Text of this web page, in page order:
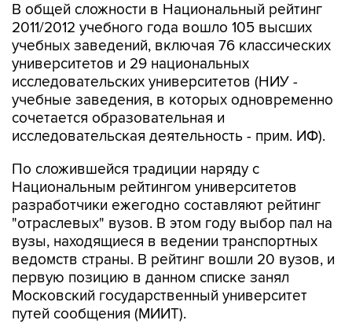
В общей сложности в Национальный рейтинг
2011/2012 учебного года вошло 105 высших
учебных заведений, включая 76 классических
университетов и 29 национальных
исследовательских университетов (НИУ -
учебные заведения, в которых одновременно
сочетается образовательная и
исследовательская деятельность - прим. ИФ).
По сложившейся традиции наряду с
Национальным рейтингом университетов
разработчики ежегодно составляют рейтинг
"отраслевых" вузов. В этом году выбор пал на
вузы, находящиеся в ведении транспортных
ведомств страны. В рейтинг вошли 20 вузов, и
первую позицию в данном списке занял
Московский государственный университет
путей сообщения (МИИТ).